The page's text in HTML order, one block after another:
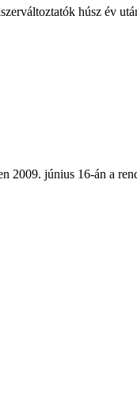
húsz év
2009. június 16-án a